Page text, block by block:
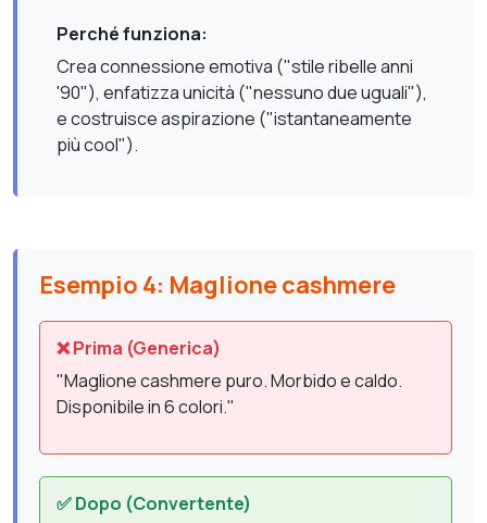
Perché funziona:
Crea connessione emotiva ("stile ribelle anni
'90"), enfatizza unicità ("nessuno due uguali"),
e costruisce aspirazione ("istantaneamente
più cool").
Esempio 4: Maglione cashmere
❌ Prima (Generica)
"Maglione cashmere puro. Morbido e caldo.
Disponibile in 6 colori."
✅ Dopo (Convertente)